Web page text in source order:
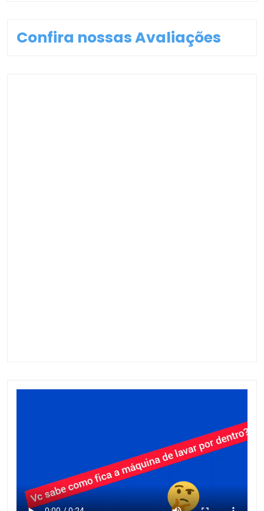
Confira nossas Avaliações